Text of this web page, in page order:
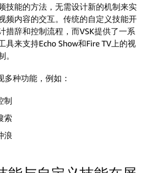
技能的方法，无需设计新的机制来实
频内容的交互。传统的自定义技能开
措辞和控制流程，而VSK提供了一系
具来支持Echo Show和Fire TV上的视
。
多种功能，例如：
制
索
浪